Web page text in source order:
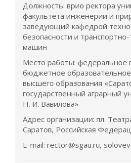
Должность: врио ректора
факультета инженерии и
заведующий кафедрой
безопасности и
машин
Место работы: федеральное
бюджетное
высшего образования
государственный аграрный
Н. И. Вавилова»
Адрес организации: пл.
Саратов, Российская
E-mail: rector@sgau.ru,